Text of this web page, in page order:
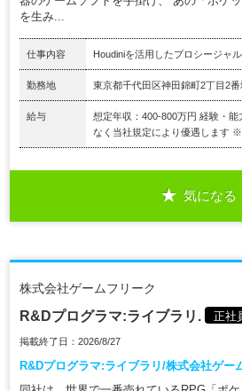
を生み...
仕事内容 Houdiniを活用したプロシージャ
勤務地 東京都千代田区神田錦町2丁目2
給与
想定年収：400-800万円 経験・
なく当社規定により優遇します
気になる
株式会社ゲームフリーク
R&Dプログラマ:ライブラリ. 正社
掲載終了日：2026/8/27
R&Dプログラマ:ライブラリ/株式会社ゲー